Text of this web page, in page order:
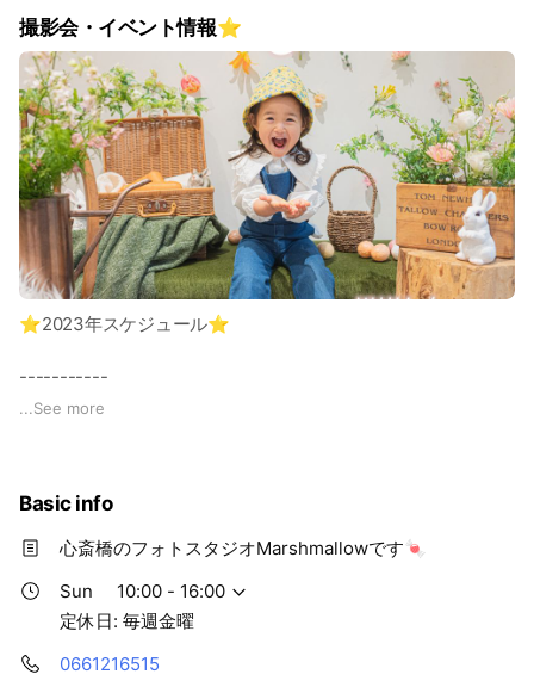
撮影会・イベント情報⭐️
⭐️2023年スケジュール⭐️
-----------
✔︎ Marshmallowスタジオでは、3月からカラフルな撮影イベ
ントを開始します🍬
...See more
Basic info
心斎橋のフォトスタジオMarshmallowです🍬
Sun
10:00 - 16:00
定休日: 毎週金曜
0661216515